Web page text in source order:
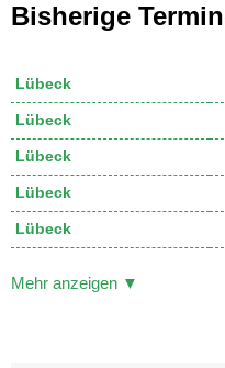
Bisherige
Lübeck
Lübeck
Lübeck
Lübeck
Lübeck
Mehr anzeigen ▼